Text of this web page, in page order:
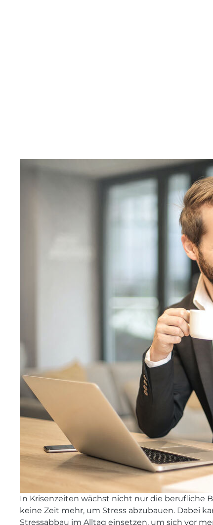
In Krisenzeiten wächst nicht nur die berufliche
keine Zeit mehr, um Stress abzubauen. Dabei
Stressabbau im Alltag einsetzen, um sich vor